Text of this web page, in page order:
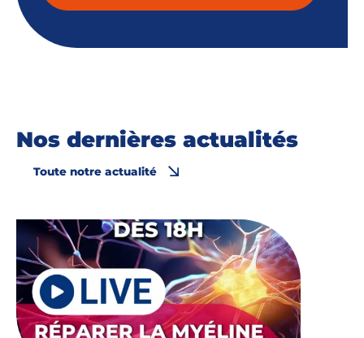
Nos dernières actualités
Toute notre actualité